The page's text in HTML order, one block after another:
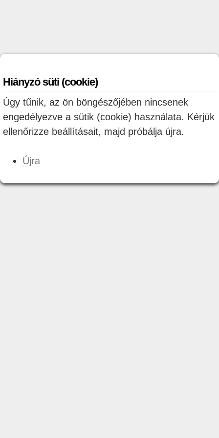
Hiányzó süti (cookie)
Úgy tűnik, az ön böngészőjében nincsenek
engedélyezve a sütik (cookie) használata. Kérjük
ellenőrizze beállításait, majd próbálja újra.
Újra